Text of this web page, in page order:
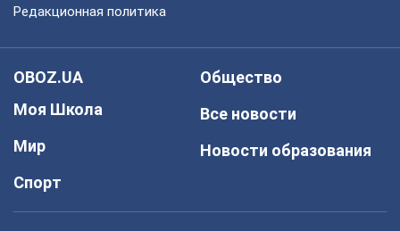
Редакционная политика
OBOZ.UA
Моя Школа
Мир
Спорт
Общество
Все новости
Новости образования